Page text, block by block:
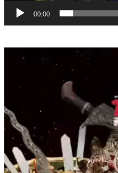
00:00